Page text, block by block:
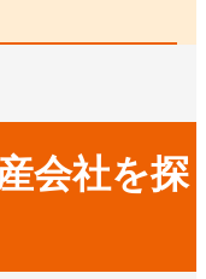
会社を探